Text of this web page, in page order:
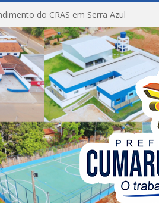
do CRAS em Serra Azul